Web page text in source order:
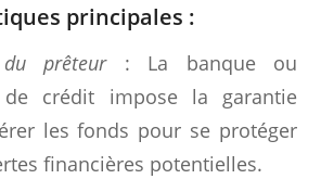
principales :
du prêteur: La banque ou
de crédit impose la garantie
les fonds pour se protéger
financières potentielles.